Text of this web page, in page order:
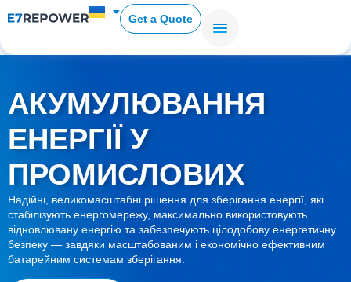
Get a Quote
АКУМУЛЮВАННЯ
ЕНЕРГІЇ У
ПРОМИСЛОВИХ
Надійні, великомасштабні рішення для зберігання енергії, які
стабілізують енергомережу, максимально використовують
відновлювану енергію та забезпечують цілодобову енергетичну
безпеку — завдяки масштабованим і економічно ефективним
батарейним системам зберігання.